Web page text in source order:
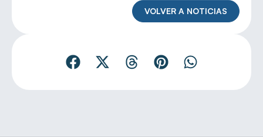
VOLVER A NOTICIAS